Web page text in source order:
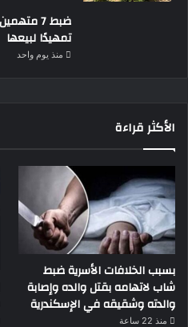
ضبط 7
تمهيدًا لبيعها
منذ يوم واحد
الأكثر قراءة
بسبب الخلافات الأسرية ضبط
شاب لاتهامه بقتل والده وإصابة
والدته وشقيقه في الإسكندرية
منذ 22 ساعة